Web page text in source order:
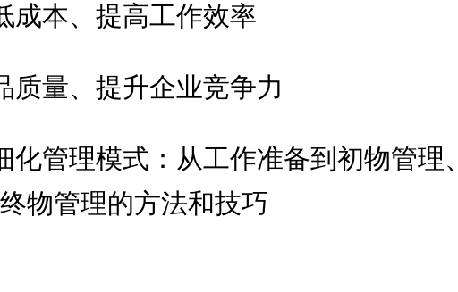
成本、提高工作效率
质量、提升企业竞争力
化管理模式：从工作准备到初物管理、
物管理的方法和技巧